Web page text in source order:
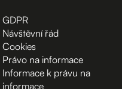
GDPR
Návštěvní řád
Cookies
Právo na informace
Informace k právu na
informace